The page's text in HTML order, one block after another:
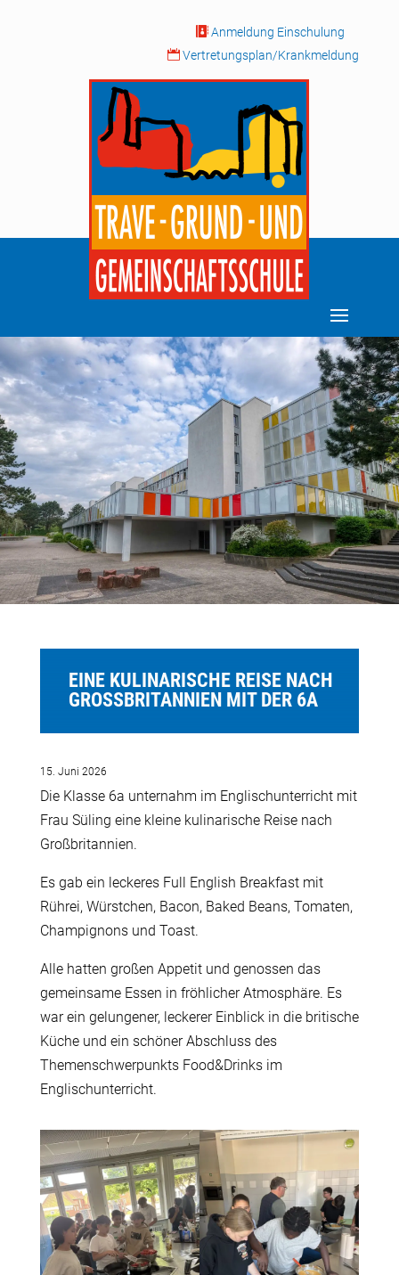
 Anmeldung Einschulung
 Vertretungsplan/Krankmeldung
EINE KULINARISCHE REISE NACH
GROSSBRITANNIEN MIT DER 6A
15. Juni 2026
Die Klasse 6a unternahm im Englischunterricht mit
Frau Süling eine kleine kulinarische Reise nach
Großbritannien.
Es gab ein leckeres Full English Breakfast mit
Rührei, Würstchen, Bacon, Baked Beans, Tomaten,
Champignons und Toast.
Alle hatten großen Appetit und genossen das
gemeinsame Essen in fröhlicher Atmosphäre. Es
war ein gelungener, leckerer Einblick in die britische
Küche und ein schöner Abschluss des
Themenschwerpunkts Food&Drinks im
Englischunterricht.